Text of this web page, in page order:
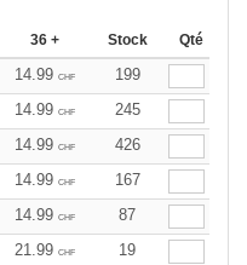
36 + Stock Qté
14.99 CHF
199
14.99 CHF
245
14.99 CHF
426
14.99 CHF
167
14.99 CHF
87
21.99 CHF 19